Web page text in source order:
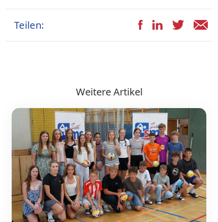
Teilen:
Weitere Artikel